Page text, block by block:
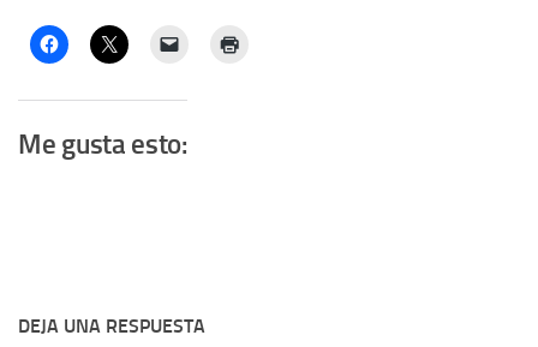
Me gusta esto:
DEJA UNA RESPUESTA